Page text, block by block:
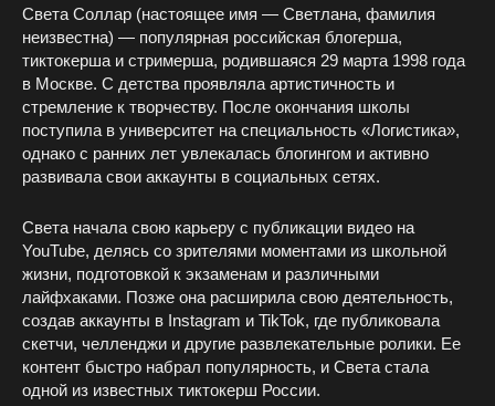
Света Соллар (настоящее имя — Светлана, фамилия
неизвестна) — популярная российская блогерша,
тиктокерша и стримерша, родившаяся 29 марта 1998 года
в Москве. С детства проявляла артистичность и
стремление к творчеству. После окончания школы
поступила в университет на специальность «Логистика»,
однако с ранних лет увлекалась блогингом и активно
развивала свои аккаунты в социальных сетях.
Света начала свою карьеру с публикации видео на
YouTube, делясь со зрителями моментами из школьной
жизни, подготовкой к экзаменам и различными
лайфхаками. Позже она расширила свою деятельность,
создав аккаунты в Instagram и TikTok, где публиковала
скетчи, челленджи и другие развлекательные ролики. Ее
контент быстро набрал популярность, и Света стала
одной из известных тиктокерш России.